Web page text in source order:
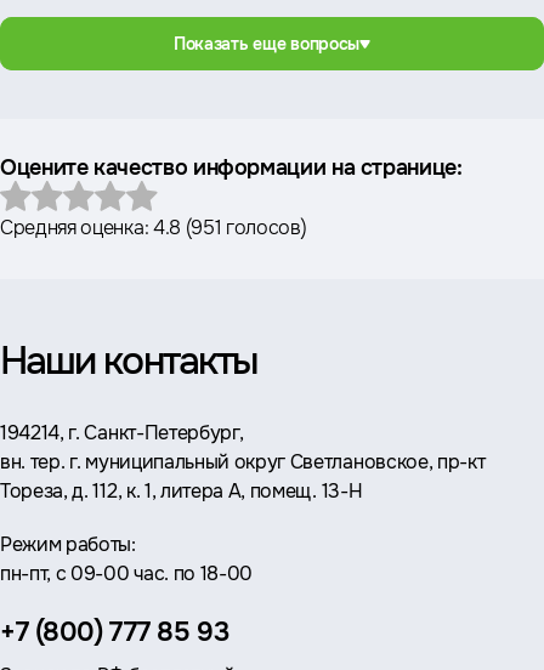
Показать еще вопросы
Оцените качество информации на странице:
Средняя оценка:4.8 (951 голосов)
Наши контакты
Адрес:
194214, г. Санкт-Петербург,
вн. тер. г. муниципальный округ Светлановское, пр-кт
Тореза, д. 112, к. 1, литера А, помещ. 13-Н
Режим работы:
пн-пт, с 09-00 час. по 18-00
Телефон:
+7 (800) 777 85 93